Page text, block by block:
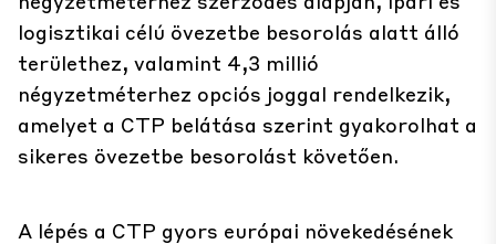
logisztikai célú övezetbe besorolás alatt álló
területhez, valamint 4,3 millió
négyzetméterhez opciós joggal rendelkezik,
amelyet a CTP belátása szerint gyakorolhat a
sikeres övezetbe besorolást követően.
A lépés a CTP gyors európai növekedésének